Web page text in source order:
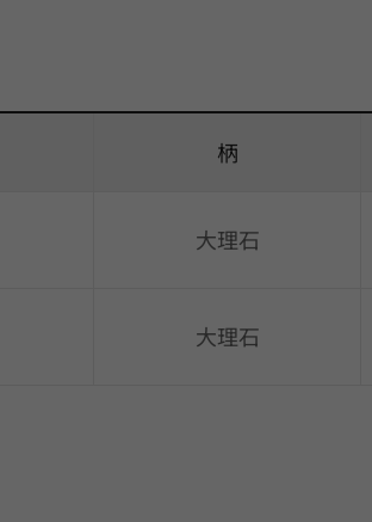
柄
大理石
大理石